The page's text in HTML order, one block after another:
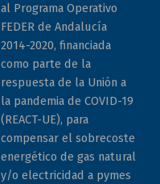
al Programa Operativo
FEDER de Andalucía
2014-2020, financiada
como parte de la
respuesta de la Unión a
la pandemia de COVID-19
(REACT-UE), para
compensar el sobrecoste
energético de gas natural
y/o electricidad a pymes